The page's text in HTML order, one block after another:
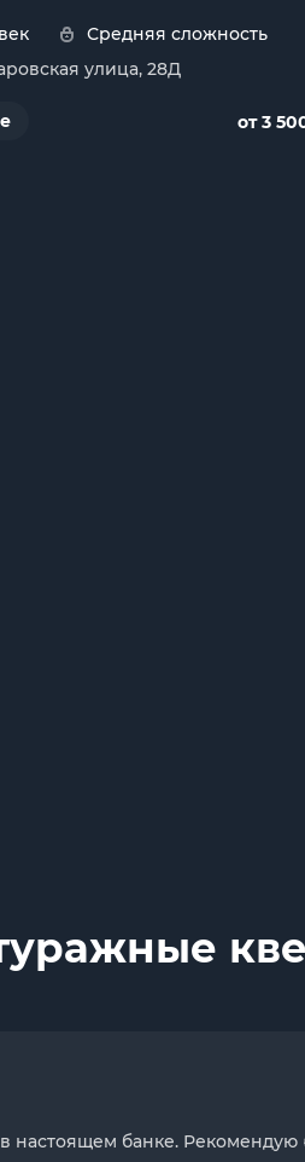
Средняя сложность
улица, 28Д
от 3
настоящем банке. Рекомендую